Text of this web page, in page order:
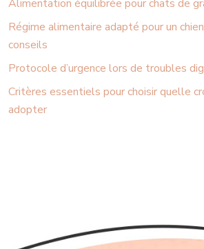
Alimentation équilibrée pour chats de
Régime alimentaire adapté pour un
conseils
Protocole d’urgence lors de troubles
Critères essentiels pour choisir quelle
adopter